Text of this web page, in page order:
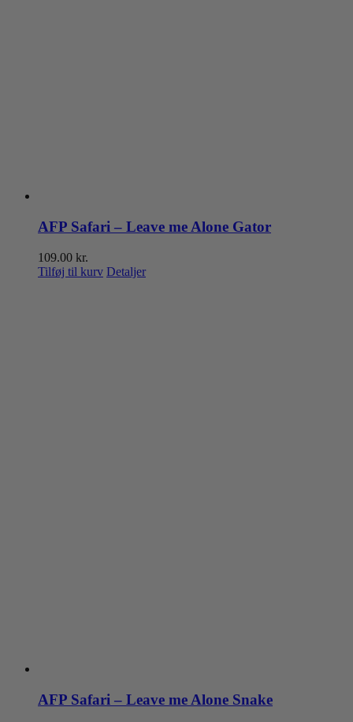
AFP Safari – Leave me Alone Gator
109.00 kr.
Tilføj til kurv Detaljer
AFP Safari – Leave me Alone Snake